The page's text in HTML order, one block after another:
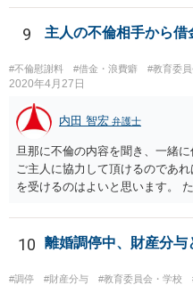
しょう。 資料の開示制度がある
みてはどうでしょうか。 個人で
いるかと思います。 もし、個人
は依頼をして（受任してくれる
弁護士法23条の2に基づく照会を
②少額の慰謝料程度（数十万）
しれません。 ですが、推薦があ
保証されているのでなければ、
ます。 ですので、お金をかけて
は高いと思われます。 ただ、こ
異なるかもしれません。
9 主人の不倫相手から借
#不倫慰謝料 #借金・浪費癖 #教育委
2020年4月27日
内田 智宏 弁護士
旦那に不倫の内容を聞き、一緒
ご主人に協力して頂けるのであ
を受けるのはよいと思います。
式的には別問題ということには
い。 どんな手を使ってでもとり
べきでしょうか？ →前述のとお
求と、質問者様の相手方に対す
10 離婚調停中、財産分与
#調停 #財産分与 #教育委員会・学校